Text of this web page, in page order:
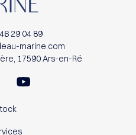
29 04 89
marine.com
17590 Ars-en-Ré